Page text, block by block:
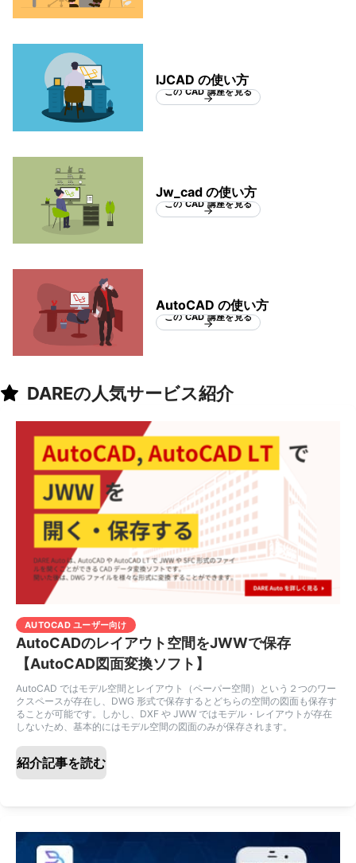
IJCAD の使い方
この CAD 講座を見る
Jw_cad の使い方
この CAD 講座を見る
AutoCAD の使い方
この CAD 講座を見る
DAREの人気サービス紹介
AUTOCAD ユーザー向け
AutoCADのレイアウト空間をJWWで保存
【AutoCAD図面変換ソフト】
AutoCAD ではモデル空間とレイアウト（ペーパー空間）という２つのワー
クスペースが存在し、DWG 形式で保存するとどちらの空間の図面も保存す
ることが可能です。しかし、DXF や JWW ではモデル・レイアウトが存在
しないため、基本的にはモデル空間の図面のみが保存されます。
紹介記事を読む